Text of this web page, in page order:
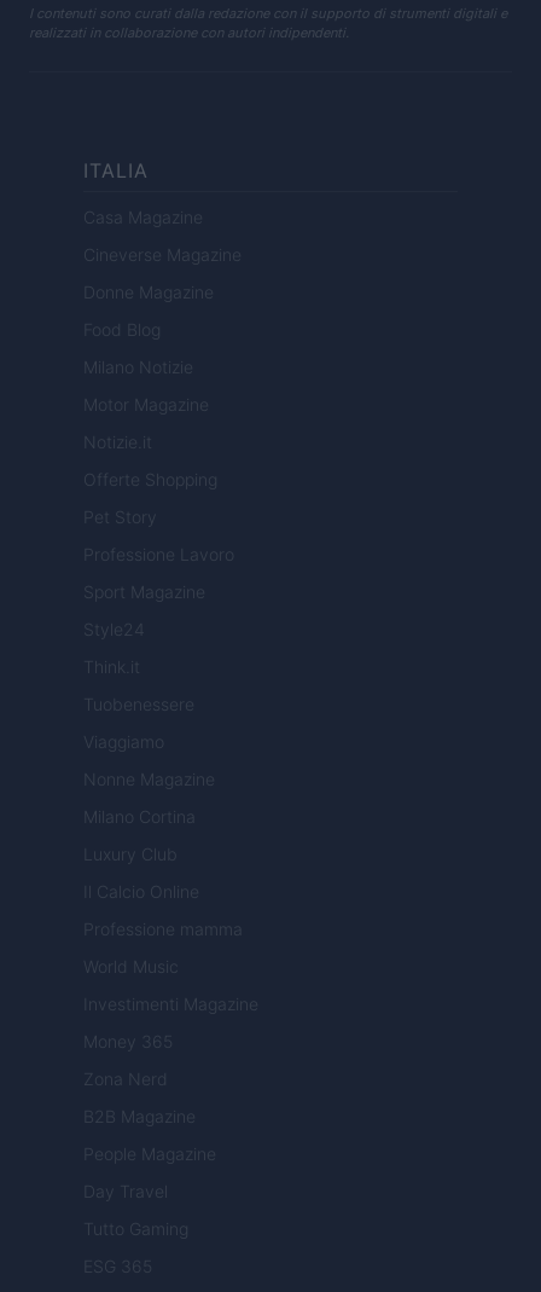
I contenuti sono curati dalla redazione con il supporto di strumenti digitali e
realizzati in collaborazione con autori indipendenti.
ITALIA
Casa Magazine
Cineverse Magazine
Donne Magazine
Food Blog
Milano Notizie
Motor Magazine
Notizie.it
Offerte Shopping
Pet Story
Professione Lavoro
Sport Magazine
Style24
Think.it
Tuobenessere
Viaggiamo
Nonne Magazine
Milano Cortina
Luxury Club
Il Calcio Online
Professione mamma
World Music
Investimenti Magazine
Money 365
Zona Nerd
B2B Magazine
People Magazine
Day Travel
Tutto Gaming
ESG 365